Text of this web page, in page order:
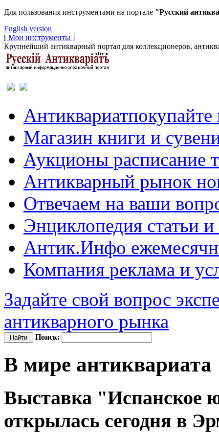
Для пользования инструментами на портале "Русский
English version
[ Мои инструменты ]
Крупнейший антикварный портал для коллекционеров,
Антиквариатпокупайте
Магазин книги и
Аукционы расписание
Антикварный рынок
Отвечаем на ваши
Энциклопедия статьи
Антик.Инфо
Компания реклама и
Задайте свой вопрос
антикварного рынка
Поиск:
В мире антиквариата
Выставка "Испанское
открылась сегодня в